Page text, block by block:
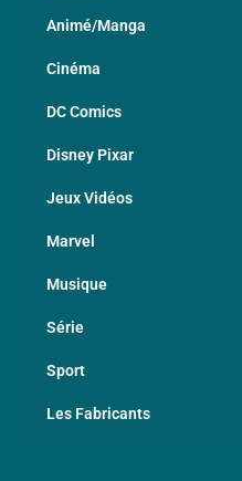
Animé/Manga
Cinéma
DC Comics
Disney Pixar
Jeux Vidéos
Marvel
Musique
Série
Sport
Les Fabricants